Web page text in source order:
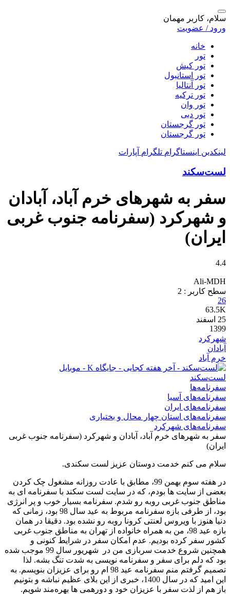
سلام، کاربر مهمان
ورود / عضویت
خانه
تور
تور کیش
تور استانبول
تور آنتالیا
تور ترکیه
تور وان
تور دبی
تور گرجستان
تور گرجستان
لینکدین اینستاگرام تلگرام آپارات
لست‌سکند
سفر به شهرهای خرم آباد، آبادان
و شهرکرد (سفرنامه جنوب غربی
ایران)
4.4
Ali-MDH
سطح کاربر : 2
26
63.5K
25 اسفند
1399
شهرکرد
آبادان
خرم آباد
لست‌سکند
سفرنامه‌ها
سفرنامه‌های آسیا
سفرنامه‌های ایران
سفرنامه‌های استان چهار محال و بختیاری
سفرنامه‌های شهرکرد
سفر به شهرهای خرم آباد، آبادان و شهرکرد (سفرنامه جنوب غربی
ایران)
سلام می کنم خدمت دوستان عزیز لست سکندی.
در هفته سوم بهمن 99، مطابق با عادت روزانه مشغول چک کردن
بعضی از سایت ها بودم، که در سایت لست سکند با سفرنامه ای به
مناطق جنوب غربی روبه رو شدم. سفرنامه بسیار خوب و پر انرژی
بود، از طرفی بازه سفرنامه مربوط به عید سال 98 بود، زمانی که
دنیا هنوز با ویروس لعنتی کرونا روبه رو نشده بود. دقیقا در همان
بازه عید 98، من به همراه خانواده از تهران به مناطق جنوب غربی
کشور سفر کرده بودیم. عدم امکان سفر در شرایط کنونی و
همچنین شروع خدمت سربازی من در شهریور سال 99 موجب شده
بود که دلم برای سفر و سفرنامه نویسی به شدت تنگ بشه. لذا
تصمیم گرفتم منم سفرنامه عید 98 ام رو برای عزیزان بنویسم. به
این امید که در سال 1400، خبری از این بلای عظیم نباشه و بتونیم
باز هم از لذت سفر با عزیزان خود و دورهمی ها بهره‌مند شویم.